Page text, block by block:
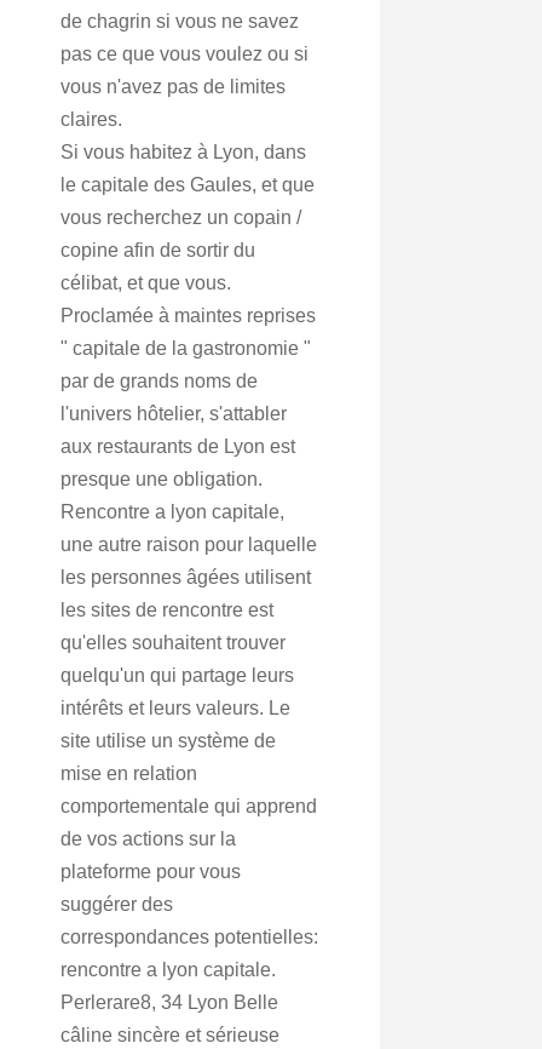
de chagrin si vous ne savez
pas ce que vous voulez ou si
vous n'avez pas de limites
claires.
Si vous habitez à Lyon, dans
le capitale des Gaules, et que
vous recherchez un copain /
copine afin de sortir du
célibat, et que vous.
Proclamée à maintes reprises
" capitale de la gastronomie "
par de grands noms de
l'univers hôtelier, s'attabler
aux restaurants de Lyon est
presque une obligation.
Rencontre a lyon capitale,
une autre raison pour laquelle
les personnes âgées utilisent
les sites de rencontre est
qu'elles souhaitent trouver
quelqu'un qui partage leurs
intérêts et leurs valeurs. Le
site utilise un système de
mise en relation
comportementale qui apprend
de vos actions sur la
plateforme pour vous
suggérer des
correspondances potentielles:
rencontre a lyon capitale.
Perlerare8, 34 Lyon Belle
câline sincère et sérieuse